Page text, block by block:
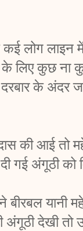
कई लोग
लिए कुछ ना
के अंदर
की आई तो
गई अंगूठी को
बीरबल यानी
अंगूठी देखी तो